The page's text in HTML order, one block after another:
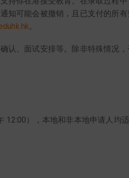
知可能会被撤销，且已支付的所
。
认、面试安排等。除非特殊情况
12:00），本地和非本地申请人均